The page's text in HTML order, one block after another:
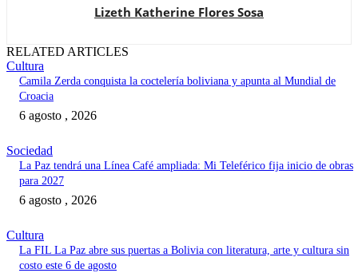
Lizeth Katherine Flores Sosa
RELATED ARTICLES
Cultura
Camila Zerda conquista la coctelería boliviana y apunta al Mundial de
Croacia
6 agosto , 2026
Sociedad
La Paz tendrá una Línea Café ampliada: Mi Teleférico fija inicio de obras
para 2027
6 agosto , 2026
Cultura
La FIL La Paz abre sus puertas a Bolivia con literatura, arte y cultura sin
costo este 6 de agosto